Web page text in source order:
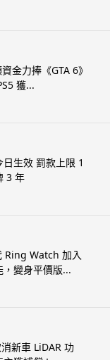
金力捧《GTA 6》
獲...
日生效 罰款上限 1
3 年
Ring Watch 加入
變身平價版...
新車 LiDAR 功